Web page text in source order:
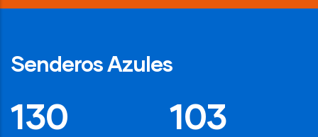
Senderos Azules
191 152